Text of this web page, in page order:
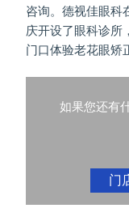
咨询。德视佳眼科
庆开设了眼科诊所
门口体验老花眼矫
如果您还有
门